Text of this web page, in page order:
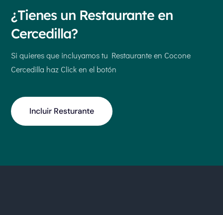
¿Tienes un Restaurante en
Cercedilla?
Si quieres que incluyamos tu Restaurante en Cocone
Cercedilla haz Click en el botón
Incluir Resturante